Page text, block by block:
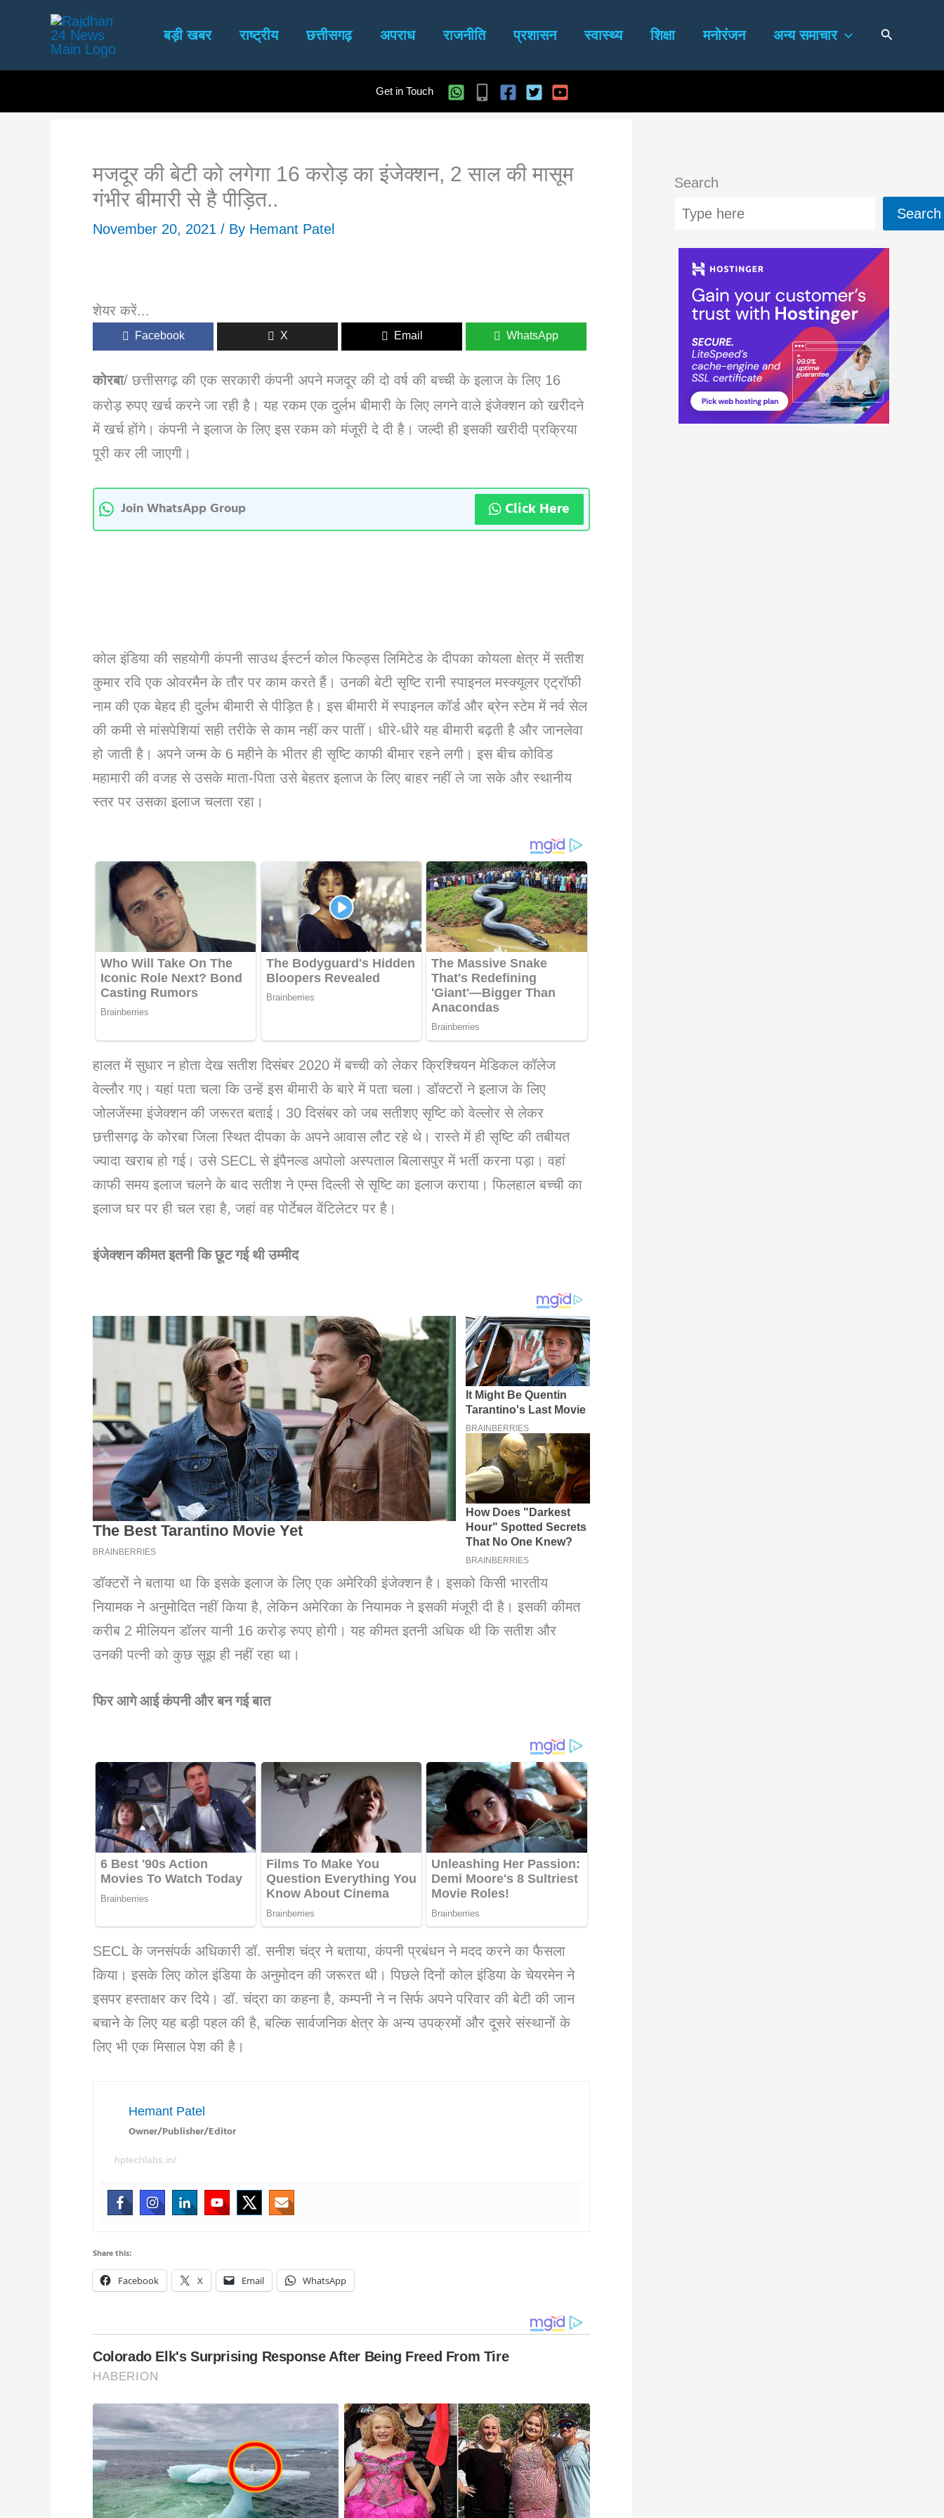
बड़ी खबर राष्ट्रीय छत्तीसगढ़ अपराध राजनीति प्रशासन स्वास्थ्य शिक्षा मनोरंजन अन्य समाचार Search
Get in Touch
मजदूर की बेटी को लगेगा 16 करोड़ का इंजेक्शन, 2 साल की मासूम
गंभीर बीमारी से है पीड़ित..
November 20, 2021 / By Hemant Patel
शेयर करें...
Facebook X Email WhatsApp
कोरबा/ छत्तीसगढ़ की एक सरकारी कंपनी अपने मजदूर की दो वर्ष की बच्ची के इलाज के लिए 16
करोड़ रुपए खर्च करने जा रही है। यह रकम एक दुर्लभ बीमारी के लिए लगने वाले इंजेक्शन को खरीदने
में खर्च होंगे। कंपनी ने इलाज के लिए इस रकम को मंजूरी दे दी है। जल्दी ही इसकी खरीदी प्रक्रिया
पूरी कर ली जाएगी।
Join WhatsApp Group Click Here
कोल इंडिया की सहयोगी कंपनी साउथ ईस्टर्न कोल फिल्ड्स लिमिटेड के दीपका कोयला क्षेत्र में सतीश
कुमार रवि एक ओवरमैन के तौर पर काम करते हैं। उनकी बेटी सृष्टि रानी स्पाइनल मस्क्यूलर एट्रॉफी
नाम की एक बेहद ही दुर्लभ बीमारी से पीड़ित है। इस बीमारी में स्पाइनल कॉर्ड और ब्रेन स्टेम में नर्व सेल
की कमी से मांसपेशियां सही तरीके से काम नहीं कर पातीं। धीरे-धीरे यह बीमारी बढ़ती है और जानलेवा
हो जाती है। अपने जन्म के 6 महीने के भीतर ही सृष्टि काफी बीमार रहने लगी। इस बीच कोविड
महामारी की वजह से उसके माता-पिता उसे बेहतर इलाज के लिए बाहर नहीं ले जा सके और स्थानीय
स्तर पर उसका इलाज चलता रहा।
हालत में सुधार न होता देख सतीश दिसंबर 2020 में बच्ची को लेकर क्रिश्चियन मेडिकल कॉलेज
वेल्लौर गए। यहां पता चला कि उन्हें इस बीमारी के बारे में पता चला। डॉक्टरों ने इलाज के लिए
जोलजेंस्मा इंजेक्शन की जरूरत बताई। 30 दिसंबर को जब सतीशए सृष्टि को वेल्लोर से लेकर
छत्तीसगढ़ के कोरबा जिला स्थित दीपका के अपने आवास लौट रहे थे। रास्ते में ही सृष्टि की तबीयत
ज्यादा खराब हो गई। उसे SECL से इंपैनल्ड अपोलो अस्पताल बिलासपुर में भर्ती करना पड़ा। वहां
काफी समय इलाज चलने के बाद सतीश ने एम्स दिल्ली से सृष्टि का इलाज कराया। फिलहाल बच्ची का
इलाज घर पर ही चल रहा है, जहां वह पोर्टेबल वेंटिलेटर पर है।
इंजेक्शन कीमत इतनी कि छूट गई थी उम्मीद
डॉक्टरों ने बताया था कि इसके इलाज के लिए एक अमेरिकी इंजेक्शन है। इसको किसी भारतीय
नियामक ने अनुमोदित नहीं किया है, लेकिन अमेरिका के नियामक ने इसकी मंजूरी दी है। इसकी कीमत
करीब 2 मीलियन डॉलर यानी 16 करोड़ रुपए होगी। यह कीमत इतनी अधिक थी कि सतीश और
उनकी पत्नी को कुछ सूझ ही नहीं रहा था।
फिर आगे आई कंपनी और बन गई बात
SECL के जनसंपर्क अधिकारी डॉ. सनीश चंद्र ने बताया, कंपनी प्रबंधन ने मदद करने का फैसला
किया। इसके लिए कोल इंडिया के अनुमोदन की जरूरत थी। पिछले दिनों कोल इंडिया के चेयरमेन ने
इसपर हस्ताक्षर कर दिये। डॉ. चंद्रा का कहना है, कम्पनी ने न सिर्फ अपने परिवार की बेटी की जान
बचाने के लिए यह बड़ी पहल की है, बल्कि सार्वजनिक क्षेत्र के अन्य उपक्रमों और दूसरे संस्थानों के
लिए भी एक मिसाल पेश की है।
Hemant Patel
Owner/Publisher/Editor
hptechlabs.in/
Share this:
Facebook X Email WhatsApp
Search
Search